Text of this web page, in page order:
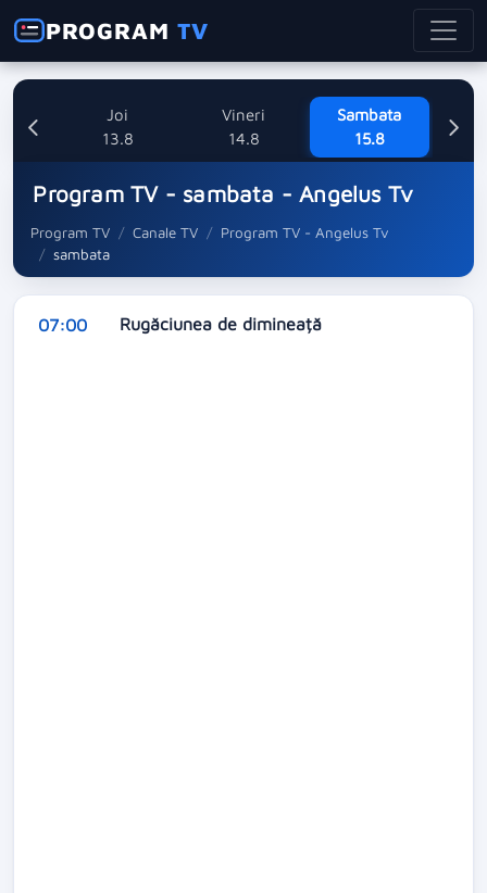
PROGRAMTV
Joi
13.8
Vineri
14.8
Sambata
15.8
Program TV - sambata - Angelus Tv
Program TV Canale TV
Program TV - Angelus Tv
sambata
07:00 Rugăciunea de dimineață